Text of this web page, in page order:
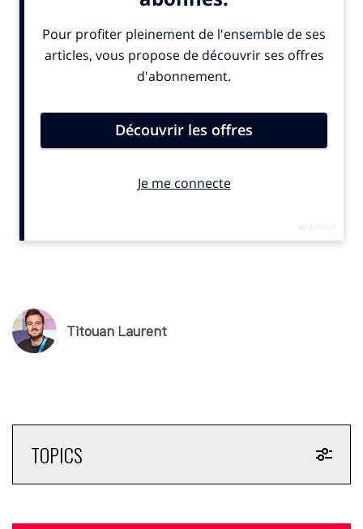
. L’information nous a d’ailleurs été
confirmée. Il s’agit du partenaire horlogerie, Oris. La marque
bénéficiait depuis trois saisons du statut de chronométreur
officiel de la Ligue 1 et de la Ligue 2. Elle était visible sur les
informations, aucune marque du secteur ne se serait
positionnée pour succéder à Oris.
© SportBusiness.Club – Juillet 2025
Titouan Laurent
TOPICS